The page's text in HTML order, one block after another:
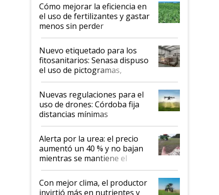
Cómo mejorar la eficiencia en
el uso de fertilizantes y gastar
menos sin perder
productividad en la campaña
fina
Nuevo etiquetado para los
fitosanitarios: Senasa dispuso
el uso de pictogramas,
palabras de advertencia e
indicaciones
Nuevas regulaciones para el
uso de drones: Córdoba fija
distancias mínimas
Alerta por la urea: el precio
aumentó un 40 % y no bajan
mientras se mantiene el
conflicto en Medio Oriente
Con mejor clima, el productor
invirtió más en nutrientes y